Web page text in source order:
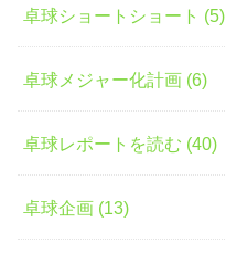
卓球ショートショート (5)
卓球メジャー化計画 (6)
卓球レポートを読む (40)
卓球企画 (13)